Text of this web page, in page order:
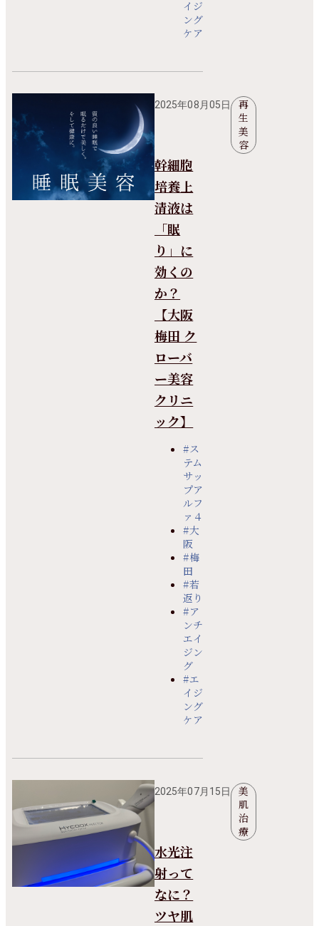
イジ
ング
ケア
2025年08月05日
再
生
美
容
幹細胞
培養上
清液は
「眠
り」に
効くの
か？
【大阪
梅田 ク
ローバ
ー美容
クリニ
ック】
#ス
テム
サッ
プア
ルフ
ァ４
#大
阪
#梅
田
#若
返り
#ア
ンチ
エイ
ジン
グ
#エ
イジ
ング
ケア
2025年07月15日
美
肌
治
療
水光注
射って
なに？
ツヤ肌